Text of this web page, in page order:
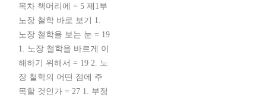
목차 책머리에 = 5 제1부
노장 철학 바로 보기 1.
노장 철학을 보는 눈 = 19
1. 노장 철학을 바르게 이
해하기 위해서 = 19 2. 노
장 철학의 어떤 점에 주
목할 것인가 = 27 1. 부정